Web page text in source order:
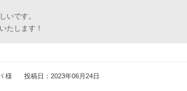
いです。
たします！
様 投稿日：2023年06月24日